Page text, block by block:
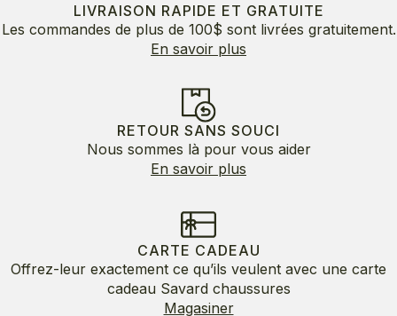
LIVRAISON RAPIDE ET GRATUITE
Les commandes de plus de 100$ sont livrées gratuitement.
En savoir plus
RETOUR SANS SOUCI
Nous sommes là pour vous aider
En savoir plus
CARTE CADEAU
Offrez-leur exactement ce qu’ils veulent avec une carte
cadeau Savard chaussures
Magasiner